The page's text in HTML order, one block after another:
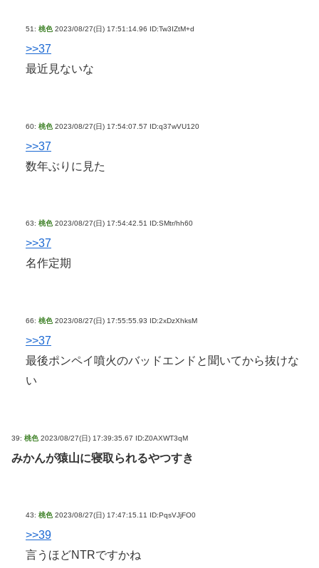
51: 桃色 2023/08/27(日) 17:51:14.96 ID:Tw3IZtM+d
>>37
最近見ないな
60: 桃色 2023/08/27(日) 17:54:07.57 ID:q37wVU120
>>37
数年ぶりに見た
63: 桃色 2023/08/27(日) 17:54:42.51 ID:SMtr/hh60
>>37
名作定期
66: 桃色 2023/08/27(日) 17:55:55.93 ID:2xDzXhksM
>>37
最後ポンペイ噴火のバッドエンドと聞いてから抜けな
い
39: 桃色 2023/08/27(日) 17:39:35.67 ID:Z0AXWT3qM
みかんが猿山に寝取られるやつすき
43: 桃色 2023/08/27(日) 17:47:15.11 ID:PqsVJjFO0
>>39
言うほどNTRですかね